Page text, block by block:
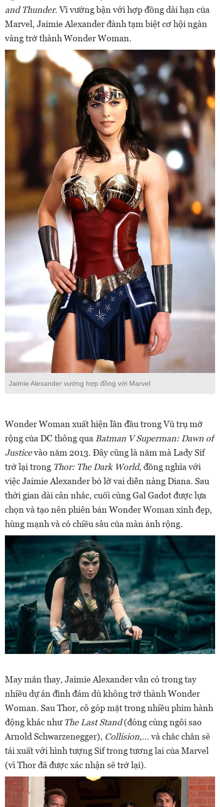
and Thunder. Vì vướng bận với hợp đồng dài hạn của
Marvel, Jaimie Alexander đành tạm biệt cơ hội ngàn
vàng trở thành Wonder Woman.
Jaimie Alexander vướng hợp đồng với Marvel
Wonder Woman xuất hiện lần đầu trong Vũ trụ mở
rộng của DC thông qua Batman V Superman: Dawn of
Justicevào năm 2013. Đây cũng là năm mà Lady Sif
trở lại trong Thor: The Dark World, đồng nghĩa với
việc Jaimie Alexander bỏ lỡ vai diễn nàng Diana. Sau
thời gian dài cân nhắc, cuối cùng Gal Gadot được lựa
chọn và tạo nên phiên bản Wonder Woman xinh đẹp,
hùng mạnh và có chiều sâu của màn ảnh rộng.
May mắn thay, Jaimie Alexander vẫn có trong tay
nhiều dự án đình đám dù không trở thành Wonder
Woman. Sau Thor, cô góp mặt trong nhiều phim hành
động khác nhưThe Last Stand(đóng cùng ngôi sao
Arnold Schwarzenegger), Collision,... và chắc chắn sẽ
tái xuất với hình tượng Sif trong tương lai của Marvel
(vì Thor đã được xác nhận sẽ trở lại).